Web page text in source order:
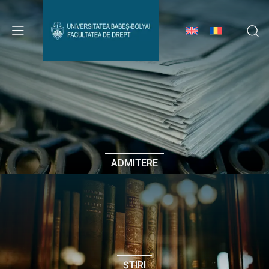
Avizier Studenți
Studii
Admitere
Erasmus & Internațional
Despre Facultate
ADMITERE
ȘTIRI